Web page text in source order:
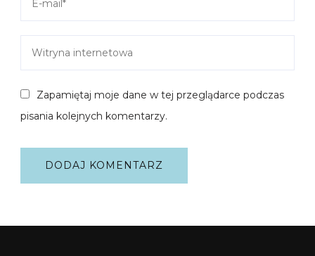
Zapamiętaj moje dane w tej przeglądarce podczas
pisania kolejnych komentarzy.